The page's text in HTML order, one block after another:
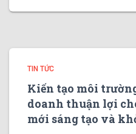
TIN TỨC
Kiến tạo môi
doanh thuận lợi
mới sáng tạo và